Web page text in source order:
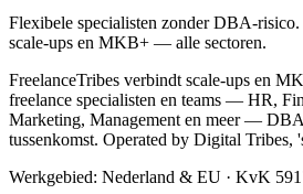
Flexibele specialisten zonder DBA-risico.
scale-ups en MKB+ — alle sectoren.
FreelanceTribes verbindt scale-ups en
freelance specialisten en teams — HR,
Marketing, Management en meer —
tussenkomst. Operated by Digital Tribes,
Werkgebied: Nederland & EU · KvK